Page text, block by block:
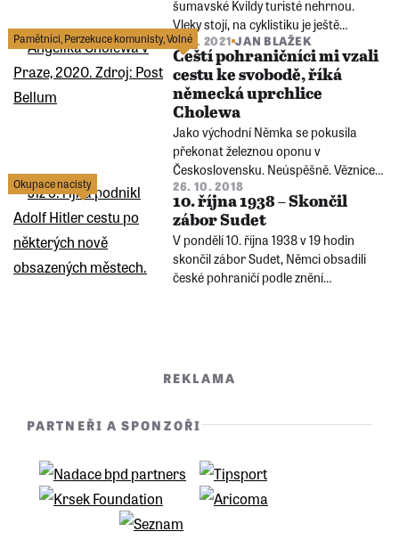
mu předcházelo?
šumavské Kvildy turisté nehrnou.
Vleky stojí, na cyklistiku je ještě
chladno. Letos bylo ale i tou dobou v
nejvýše položené české obci živo. Díky
jihočeské pobočce Paměti národa se
tam postupně sešlo 150
středoškoláků.
Pamětníci,Perzekuce komunisty,Volné
13. 7. 2021 JAN BLAŽEK
Čeští pohraničníci mi vzali
cestu ke svobodě, říká
německá uprchlice
Cholewa
Jako východní Němka se pokusila
překonat železnou oponu v
Československu. Neúspěšně. Věznice v
NDR pak pro ni byly peklem. Západní
Německo ji nakonec odkoupilo za
devizy.
Okupace nacisty 26. 10. 2018
10. října 1938 – Skončil
zábor Sudet
V pondělí 10. října 1938 v 19 hodin
skončil zábor Sudet, Němci obsadili
české pohraničí podle znění
Konrádu Henleinovi.
REKLAMA
PARTNEŘI A SPONZOŘI